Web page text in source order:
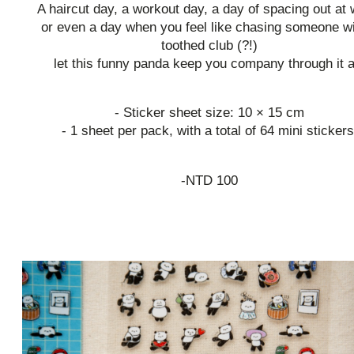
A haircut day, a workout day, a day of spacing out at
or even a day when you feel like chasing someone
toothed club (?!)
let this funny panda keep you company through it
- Sticker sheet size: 10 × 15 cm
- 1 sheet per pack, with a total of 64 mini
-NTD 100